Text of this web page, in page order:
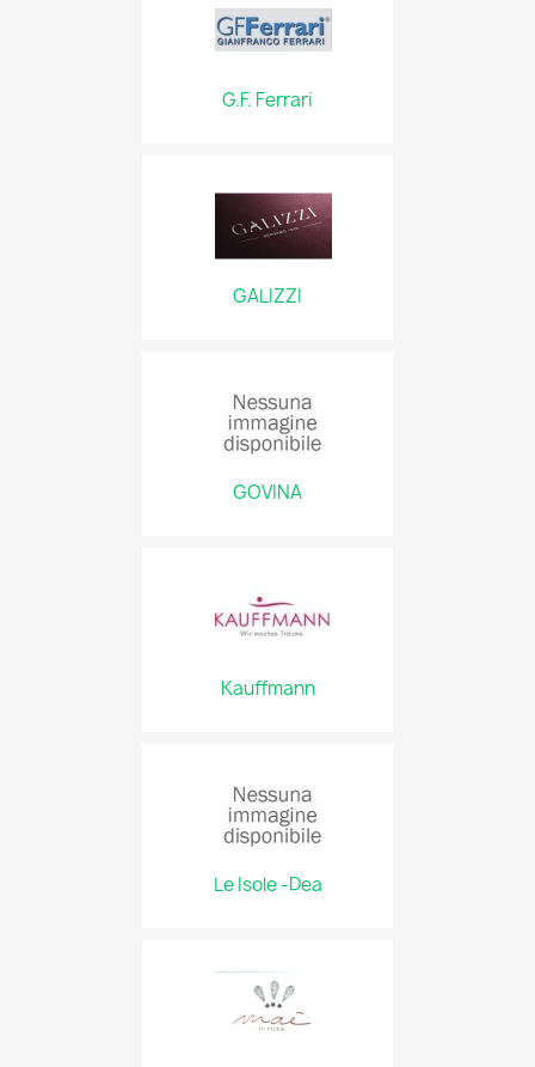
G.F. Ferrari
GALIZZI
GOVINA
Kauffmann
Le Isole -Dea